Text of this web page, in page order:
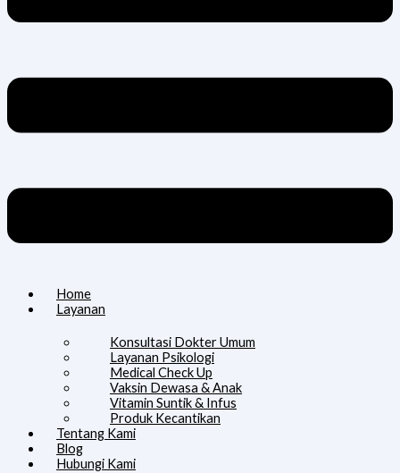
Home
Layanan
Konsultasi Dokter Umum
Layanan Psikologi
Medical Check Up
Vaksin Dewasa & Anak
Vitamin Suntik & Infus
Produk Kecantikan
Tentang Kami
Blog
Hubungi Kami